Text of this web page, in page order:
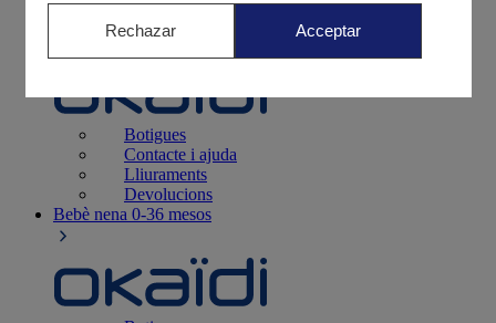
Naixement 0-12 mesos
Botigues
Contacte i ajuda
Lliuraments
Devolucions
Bebè nena 0-36 mesos
Rechazar Acceptar